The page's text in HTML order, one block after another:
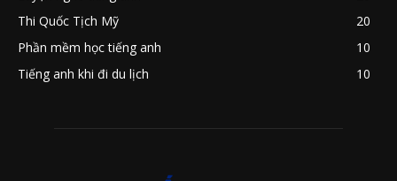
Thi Quốc Tịch Mỹ
20
Phần mềm học tiếng anh
10
Tiếng anh khi đi du lịch
10